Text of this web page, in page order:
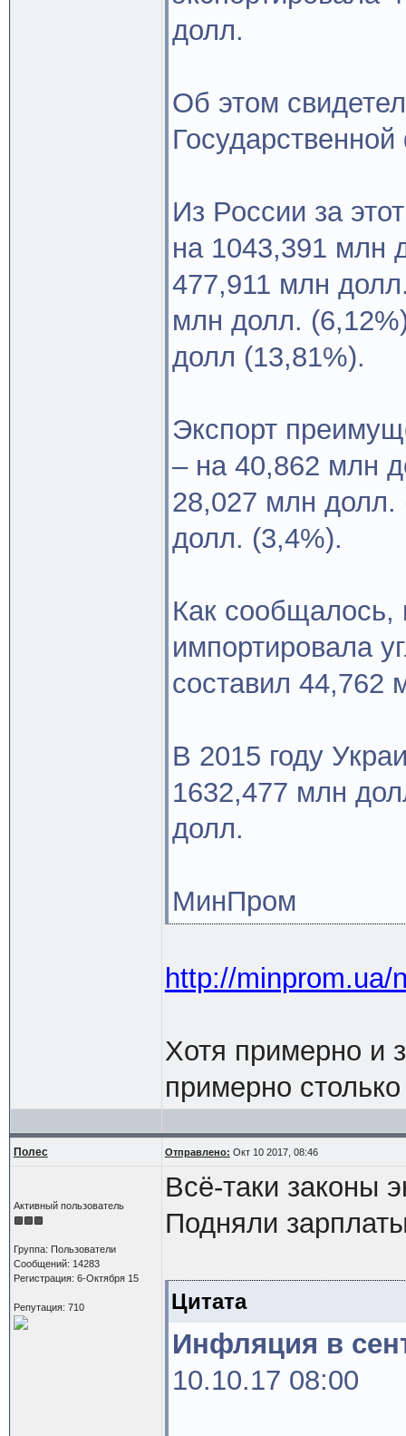
долл.
Об этом
Из России за
на 1043,391 млн
477,911 млн
млн долл.
долл (13,81%).
Экспорт
– на 40,862 млн
28,027 млн
долл. (3,4%).
Как сообщалось,
импортировала
составил 44,762
В 2015 году
1632,477 млн
долл.
МинПром
http://minprom.ua/
Хотя примерно и
примерно
Полес Отправлено: Окт 10 2017, 08:46
Активный пользователь
Группа: Пользователи
Сообщений: 14283
Регистрация: 6-Октября 15
Репутация: 710
Всё-таки законы
Подняли
Цитата
Инфляция в
10.10.17 08:00